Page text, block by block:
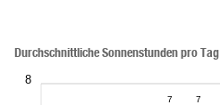
8
Durchschnittliche Sonnenstunden pro Tag
7 7